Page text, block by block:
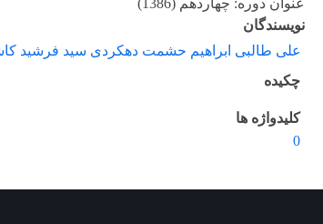
عنوان دوره: چهاردهم (1386)
نویسندگان
على طالبی ابراهیم حشمت دهکردی سید فرشید
چکیده
کلیدواژه ها
0